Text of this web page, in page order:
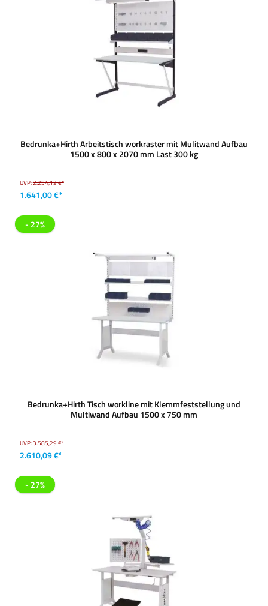
Bedrunka+Hirth Arbeitstisch workraster mit Mulitwand Aufbau
1500 x 800 x 2070 mm Last 300 kg
UVP:2.254,12 €*
1.641,00 €*
- 27%
Bedrunka+Hirth Tisch workline mit Klemmfeststellung und
Multiwand Aufbau 1500 x 750 mm
UVP:3.585,29 €*
2.610,09 €*
- 27%